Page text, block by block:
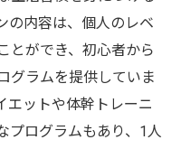
の内容は、個人のレベ
とができ、初心者から
グラムを提供していま
エットや体幹トレーニ
プログラムもあり、1人